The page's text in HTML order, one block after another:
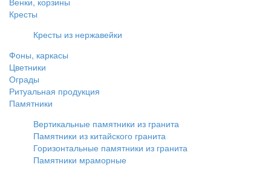
Кресты
Кресты из нержавейки
Фоны, каркасы
Цветники
Ограды
Ритуальная продукция
Памятники
Вертикальные памятники из гранита
Памятники из китайского гранита
Горизонтальные памятники из гранита
Памятники мраморные